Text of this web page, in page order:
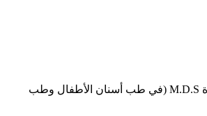
يونيو 2016-2019: شهادة M.D.S (في طب أسنان الأطفال وطب